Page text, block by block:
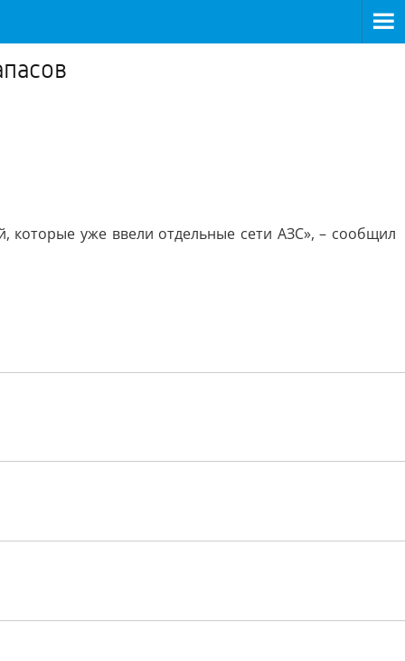
уже ввели отдельные сети АЗС», – сообщил